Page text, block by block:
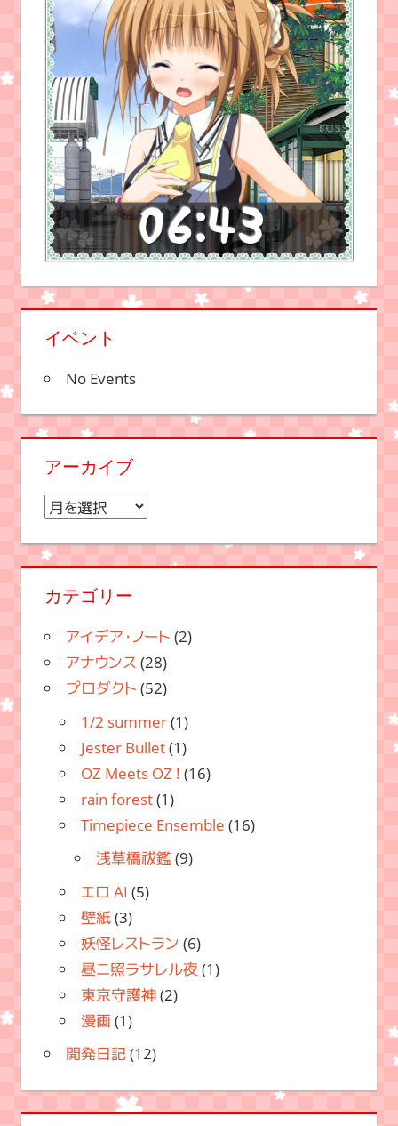
イベント
No Events
アーカイブ
ア
カ
ブ
カテゴリー
アイデア・ノート (2)
アナウンス (28)
プロダクト (52)
1/2 summer(1)
Jester Bullet(1)
OZ Meets OZ ! (16)
rain forest(1)
Timepiece Ensemble (16)
浅草橋祓鑑(9)
エロ AI (5)
壁紙(3)
妖怪レストラン (6)
昼ニ照ラサレル夜 (1)
東京守護神(2)
漫画 (1)
開発日記(12)